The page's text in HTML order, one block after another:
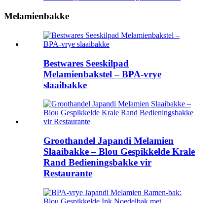
Melamienbakke
Bestwares Seeskilpad
Melamienbakstel – BPA-vrye
slaaibakke
Groothandel Japandi Melamien
Slaaibakke – Blou Gespikkelde Krale
Rand Bedieningsbakke vir
Restaurante